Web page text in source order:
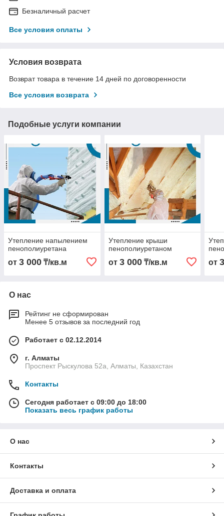
Безналичный расчет
Все условия оплаты
Условия возврата
Возврат товара в течение 14 дней по договоренности
Все условия возврата
Подобные услуги компании
Утепление напылением
пенополиуретана
от 3 000 ₸/кв.м
Утепление крыши
пенополиуретаном
от 3 000₸/кв.м от
О нас
Рейтинг не сформирован
Менее 5 отзывов за последний год
Работает с 02.12.2014
г. Алматы
Проспект Рыскулова 52а, Алматы, Казахстан
Контакты
Сегодня работает с 09:00 до 18:00
Показать весь график работы
О нас
Контакты
Доставка и оплата